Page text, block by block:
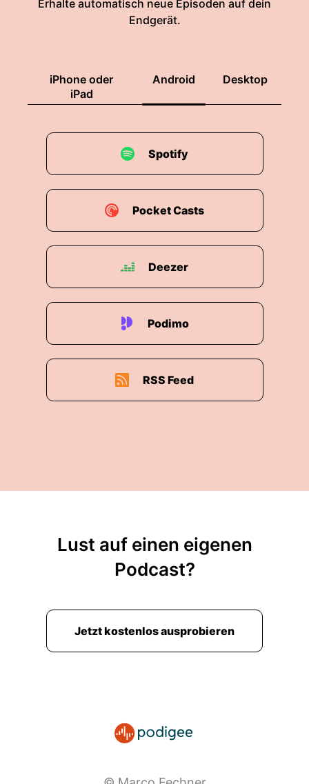
Erhalte automatisch neue Episoden auf dein
Endgerät.
iPhone oder
iPad
Android Desktop
Spotify
Pocket Casts
Deezer
Podimo
RSS Feed
Lust auf einen eigenen
Podcast?
Jetzt kostenlos ausprobieren